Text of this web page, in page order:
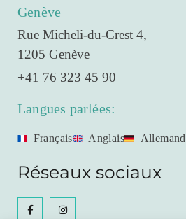
Genève
Rue Micheli-du-Crest 4,
1205 Genève
+41 76 323 45 90
Langues parlées:
Français Anglais Allemand
Réseaux sociaux